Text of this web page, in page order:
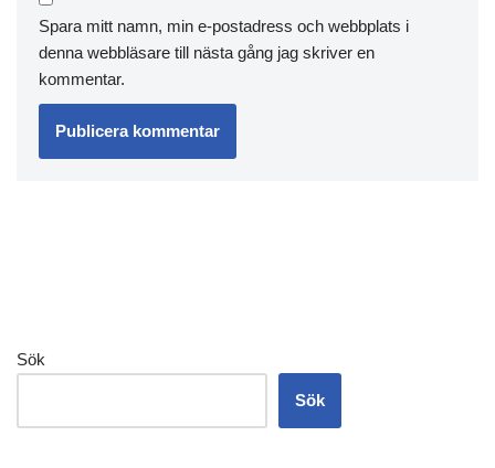
Spara mitt namn, min e-postadress och webbplats i
denna webbläsare till nästa gång jag skriver en
kommentar.
Sök
Sök